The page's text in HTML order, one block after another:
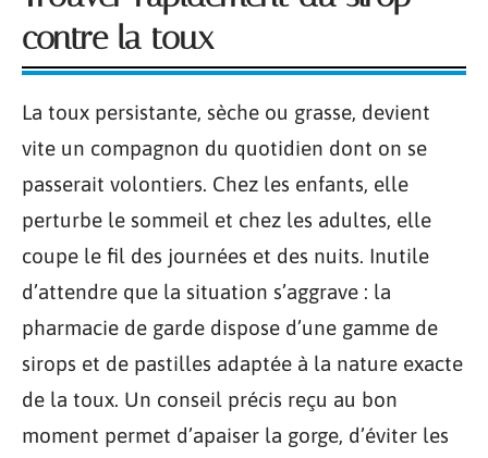
contre la toux
La toux persistante, sèche ou grasse, devient
vite un compagnon du quotidien dont on se
passerait volontiers. Chez les enfants, elle
perturbe le sommeil et chez les adultes, elle
coupe le fil des journées et des nuits. Inutile
d’attendre que la situation s’aggrave : la
pharmacie de garde dispose d’une gamme de
sirops et de pastilles adaptée à la nature exacte
de la toux. Un conseil précis reçu au bon
moment permet d’apaiser la gorge, d’éviter les